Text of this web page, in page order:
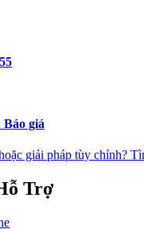
giá
giải pháp tùy chỉnh?
Trợ